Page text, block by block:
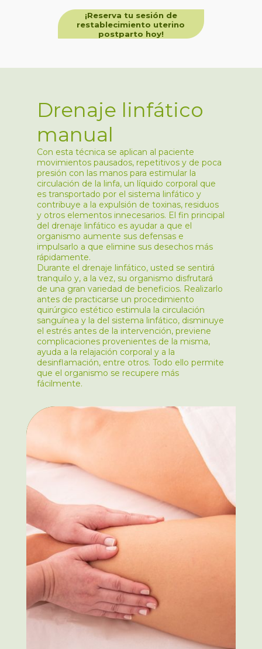
¡Reserva tu sesión de
restablecimiento uterino
postparto hoy!
Drenaje linfático
manual
Con esta técnica se aplican al paciente
movimientos pausados, repetitivos y de poca
presión con las manos para estimular la
circulación de la linfa, un líquido corporal que
es transportado por el sistema linfático y
contribuye a la expulsión de toxinas, residuos
y otros elementos innecesarios. El fin principal
del drenaje linfático es ayudar a que el
organismo aumente sus defensas e
impulsarlo a que elimine sus desechos más
rápidamente.
Durante el drenaje linfático, usted se sentirá
tranquilo y, a la vez, su organismo disfrutará
de una gran variedad de beneficios. Realizarlo
antes de practicarse un procedimiento
quirúrgico estético estimula la circulación
sanguínea y la del sistema linfático, disminuye
el estrés antes de la intervención, previene
complicaciones provenientes de la misma,
ayuda a la relajación corporal y a la
desinflamación, entre otros. Todo ello permite
que el organismo se recupere más
fácilmente.